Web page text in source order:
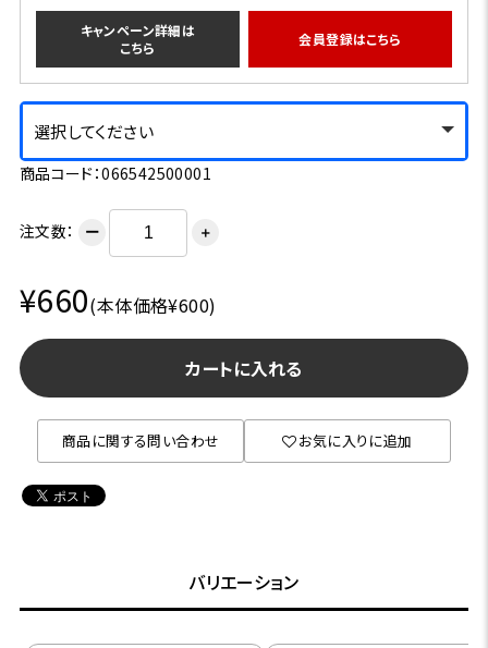
キャンペーン詳細は
こちら
会員登録はこちら
選択してください
商品コード：066542500001
注文数： ー ＋
¥660(本体価格¥600)
カートに入れる
商品に関する問い合わせ お気に入りに追加
バリエーション